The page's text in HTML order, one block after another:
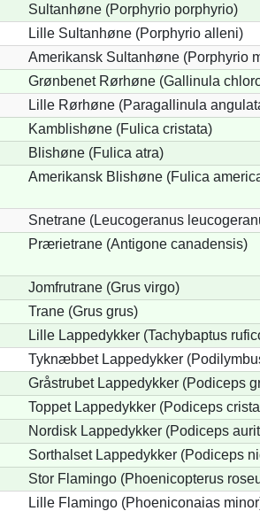
Sultanhøne (Porphyrio porphyrio)
Lille Sultanhøne (Porphyrio alleni)
Amerikansk Sultanhøne (Porphyrio
Grønbenet Rørhøne (Gallinula
Lille Rørhøne (Paragallinula
Kamblishøne (Fulica cristata)
Blishøne (Fulica atra)
Amerikansk Blishøne (Fulica
Snetrane (Leucogeranus
Prærietrane (Antigone canadensis)
Jomfrutrane (Grus virgo)
Trane (Grus grus)
Lille Lappedykker (Tachybaptus
Tyknæbbet Lappedykker
Gråstrubet Lappedykker (Podiceps
Toppet Lappedykker (Podiceps
Nordisk Lappedykker (Podiceps
Sorthalset Lappedykker (Podiceps
Stor Flamingo (Phoenicopterus
Lille Flamingo (Phoeniconaias